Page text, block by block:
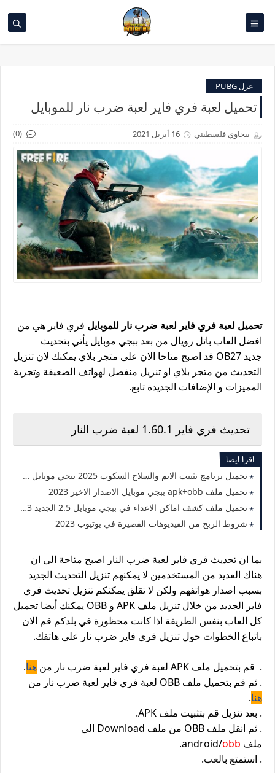
غزل PUBG
تحميل لعبة فري فاير لعبة ضرب نار للموبايل
ببجاوي فلسطيني 16 أبريل 2021 (0)
تحميل لعبة فري فاير لعبة ضرب نار للموبايل فري فاير هي من
افضل العاب باتل رويال من بعد ببجي موبايل يأتي بتحديث
جديد OB27 قد اصبح متاحا الان على متجر بلاي يمكنك لان تنزيل
التحديث من متجر بلاي او تنزيل منفصل لهواتف الضعيفة وتجربة
المميزات و الإضافات الجديدة تابع.
تحديث فري فاير 1.60.1 لعبة ضرب النار
اقرا ايضا
تحميل برنامج تثبيت الايم والسلاح السكوب 2025 ببجي موبايل 3.7 بدون باند
تحميل ملف apk+obb ببجي موبايل الاصدار الاخير 2023
تحميل ملف كشف اماكن الاعداء في ببجي موبايل 2.5 الجديد 2023 لجميع الهواتف
شروط الربح من الفيديوهات القصيرة في يوتيوب 2023
بما ان تحديث فري فاير لعبة ضرب النار اصبح متاحة الى ان
هناك العديد من المستخدمين لا يمكنهم تنزيل التحديث الجديد
بسبب اصدار هواتفهم ولكن لا تقلق يمكنكم تنزيل تحديث فري
فاير الجديد من خلال تنزيل ملف APK و OBB يمكنك أيضا تحميل
كل العاب بنفس الطريقة اذا كانت محظورة في بلدكم قم الان
باتباع الخطوات حول تنزيل فري فاير ضرب نار على هاتفك.
. قم بتحميل ملف APK لعبة فري فاير لعبة ضرب نار من هنا.
. ثم قم بتحميل ملف OBB لعبة فري فاير لعبة ضرب نار من
هنا.
. بعد تنزيل قم بتثبيت ملف APK.
. ثم انقل ملف OBB من ملف Download الى
ملف android/ obb
.
. استمتع بالعب.